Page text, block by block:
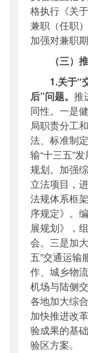
格执行《关
兼职（任职
加强对兼职
（三）
1.关于“交
后”问题。 推
同性。一是
局职责分工
法、标准制
输“十三五”
规划。加强
立法项目，
法规体系框
序规定》。
展规划》，
会。三是加
五”交通运输
作、城乡物
机场与陆侧
各地加大综
加快推进改
验成果的基
验区方案。